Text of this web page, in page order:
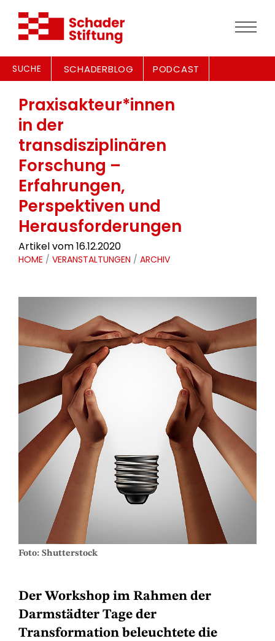
SUCHE SCHADERBLOG PODCAST
Praxisakteur*innen
in der
transdisziplinären
Forschung –
Erfahrungen,
Perspektiven und
Herausforderungen
Artikel vom 16.12.2020
HOME / VERANSTALTUNGEN / ARCHIV
Foto: Shutterstock
Der Workshop im Rahmen der
Darmstädter Tage der
Transformation beleuchtete die